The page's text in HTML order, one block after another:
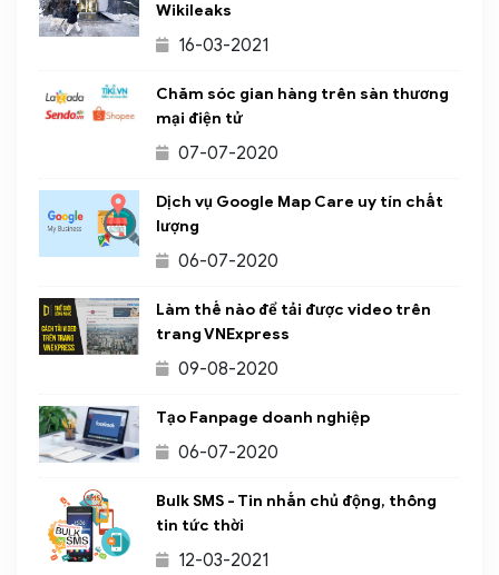
Wikileaks
16-03-2021
Chăm sóc gian hàng trên sàn thương
mại điện tử
07-07-2020
Dịch vụ Google Map Care uy tín chất
lượng
06-07-2020
Làm thế nào để tải được video trên
trang VNExpress
09-08-2020
Tạo Fanpage doanh nghiệp
06-07-2020
Bulk SMS - Tin nhắn chủ động, thông
tin tức thời
12-03-2021